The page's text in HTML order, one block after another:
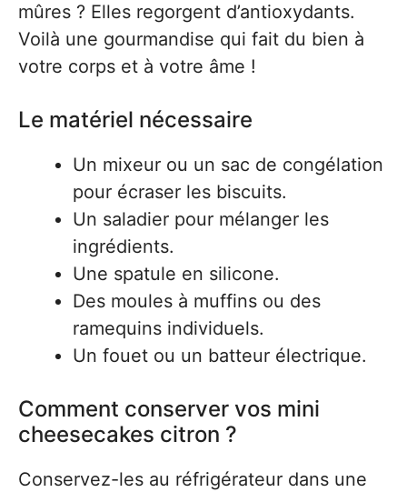
mûres ? Elles regorgent d’antioxydants.
Voilà une gourmandise qui fait du bien à
votre corps et à votre âme !
Le matériel nécessaire
Un mixeur ou un sac de congélation
pour écraser les biscuits.
Un saladier pour mélanger les
ingrédients.
Une spatule en silicone.
Des moules à muffins ou des
ramequins individuels.
Un fouet ou un batteur électrique.
Comment conserver vos mini
cheesecakes citron ?
Conservez-les au réfrigérateur dans une